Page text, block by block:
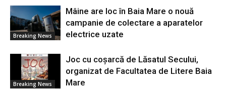
Breaking News
Mâine are loc în Baia Mare o nouă
campanie de colectare a aparatelor
electrice uzate
Breaking News
Joc cu coșarcă de Lăsatul Secului,
organizat de Facultatea de Litere Baia
Mare